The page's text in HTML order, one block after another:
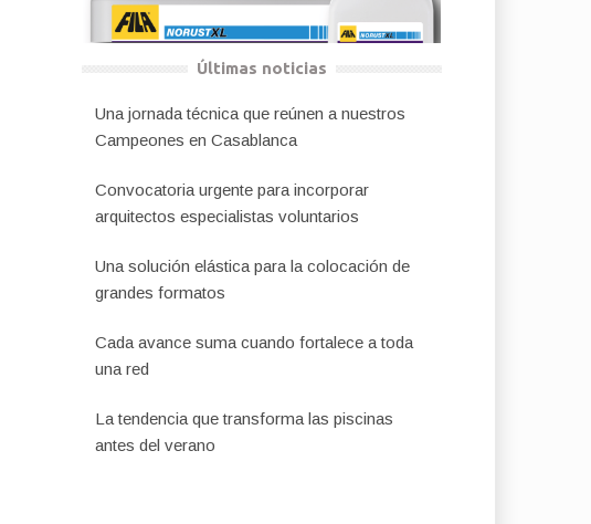
Últimas noticias
Una jornada técnica que reúnen a nuestros
Campeones en Casablanca
Convocatoria urgente para incorporar
arquitectos especialistas voluntarios
Una solución elástica para la colocación de
grandes formatos
Cada avance suma cuando fortalece a toda
una red
La tendencia que transforma las piscinas
antes del verano